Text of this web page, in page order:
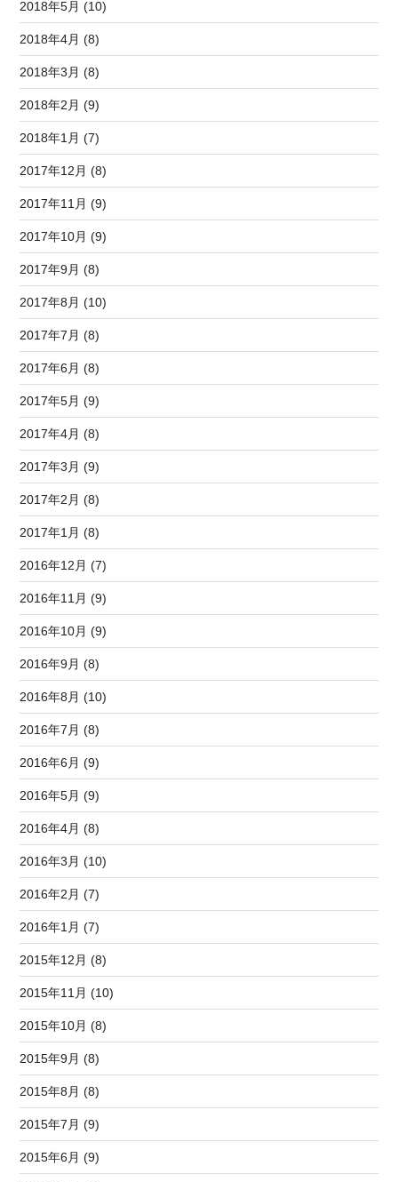
2018年5月 (10)
2018年4月 (8)
2018年3月 (8)
2018年2月 (9)
2018年1月 (7)
2017年12月 (8)
2017年11月 (9)
2017年10月 (9)
2017年9月 (8)
2017年8月 (10)
2017年7月 (8)
2017年6月 (8)
2017年5月 (9)
2017年4月 (8)
2017年3月 (9)
2017年2月 (8)
2017年1月 (8)
2016年12月 (7)
2016年11月 (9)
2016年10月 (9)
2016年9月 (8)
2016年8月 (10)
2016年7月 (8)
2016年6月 (9)
2016年5月 (9)
2016年4月 (8)
2016年3月 (10)
2016年2月 (7)
2016年1月 (7)
2015年12月 (8)
2015年11月 (10)
2015年10月 (8)
2015年9月 (8)
2015年8月 (8)
2015年7月 (9)
2015年6月 (9)